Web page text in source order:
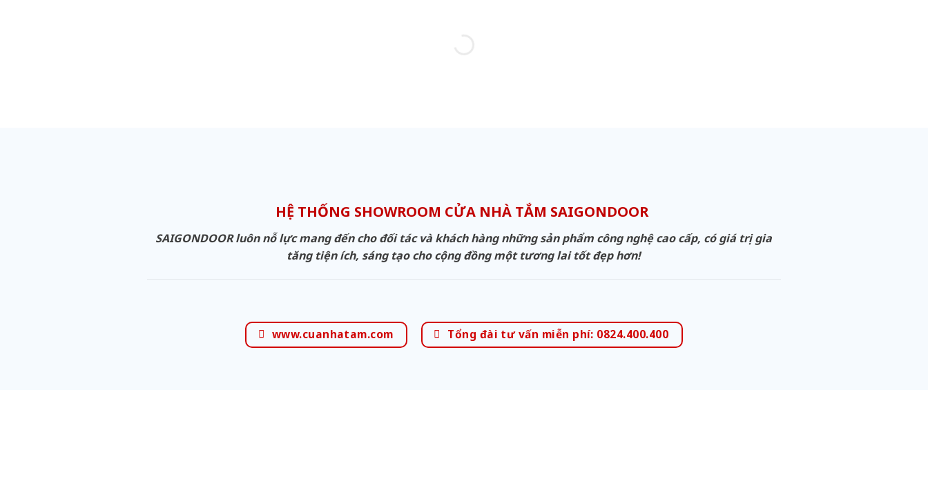
HỆ THỐNG SHOWROOM CỬA NHÀ TẮM SAIGONDOOR
SAIGONDOOR luôn nỗ lực mang đến cho đối tác và khách hàng những sản phẩm công nghệ cao cấp, có giá trị gia
tăng tiện ích, sáng tạo cho cộng đồng một tương lai tốt đẹp hơn!
www.cuanhatam.com Tổng đài tư vấn miễn phí: 0824.400.400